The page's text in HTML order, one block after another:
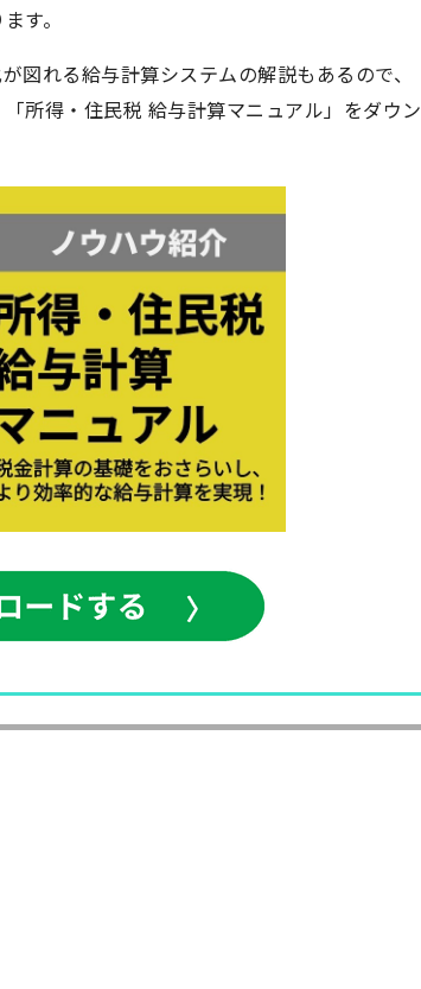
す。
図れる給与計算システムの解説もあるので、
所得・住民税 給与計算マニュアル」をダウン